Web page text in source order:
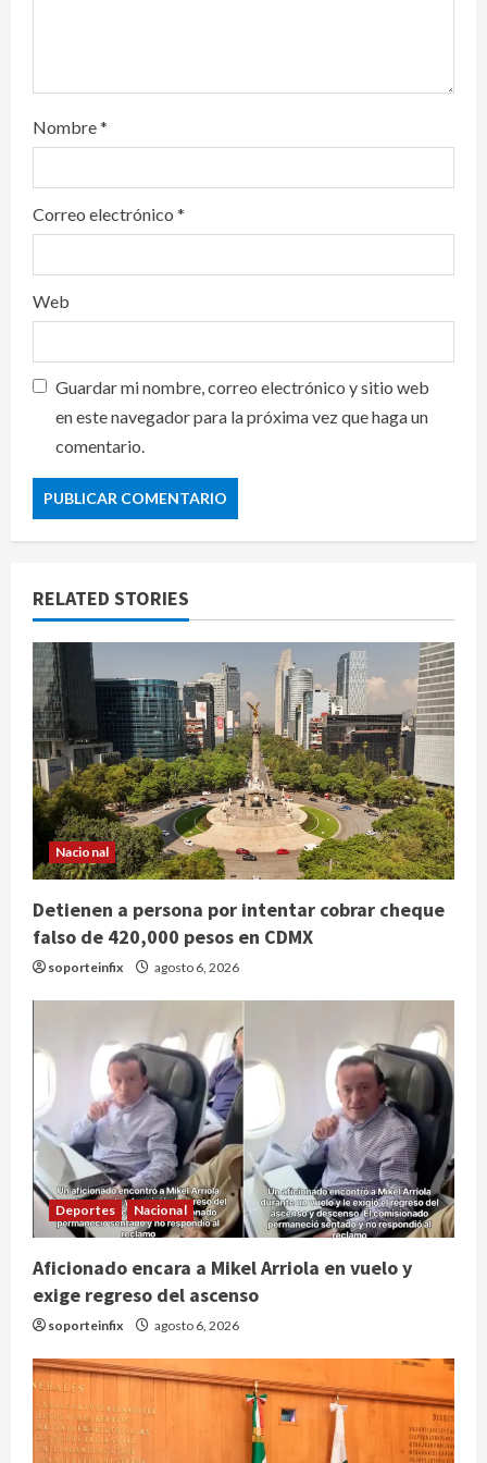
Nombre*
Correo electrónico *
Web
Guardar mi nombre, correo electrónico y sitio web
en este navegador para la próxima vez que haga un
comentario.
RELATED STORIES
Nacional
Detienen a persona por intentar cobrar cheque
falso de 420,000 pesos en CDMX
soporteinfix agosto 6, 2026
Deportes Nacional
Aficionado encara a Mikel Arriola en vuelo y
exige regreso del ascenso
soporteinfix agosto 6, 2026
2
Internacional
autolesionarse en vivo por TikTok
en Miami
agosto 6, 2026
Deportes
Aficionado encara a Mikel Arriola en
vuelo y exige regreso del ascenso
agosto 6, 2026